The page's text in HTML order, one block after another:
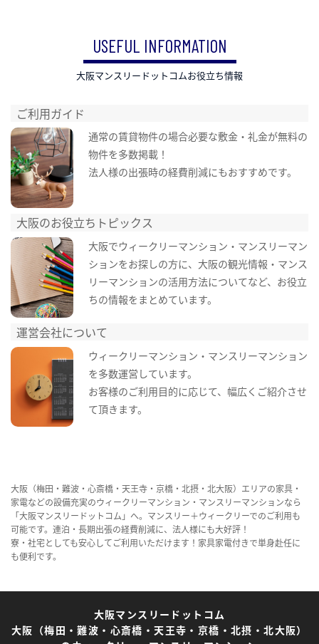
USEFUL INFORMATION
大阪マンスリードットコムお役立ち情報
ご利用ガイド
通常の賃貸物件の場合必要な敷金・礼金が無料の
物件を多数掲載！
法人様の出張時の経費削減にもおすすめです。
大阪のお役立ちトピックス
大阪でウィークリーマンション・マンスリーマン
ションをお探しの方に、大阪の観光情報・マンス
リーマンションの活用方法についてなど、お役立
ちの情報をまとめています。
運営会社について
ウィークリーマンション・マンスリーマンション
を多数運営しています。
お客様のご利用目的に応じて、幅広くご紹介させ
て頂きます。
大阪（梅田・難波・心斎橋・天王寺・京橋・北摂・北大阪）エリアの家具・
家電などの設備充実のウィークリーマンション・マンスリーマンションなら
「大阪マンスリードットコム」へ。マンスリー＋ウィークリーでのご利用も
可能です。連泊・長期出張の経費削減に、法人様にも大好評！
寮・社宅としても安心してご利用いただけます！家具家電付きで単身赴任に
も便利です。
大阪マンスリードットコム
大阪（梅田・難波・心斎橋・天王寺・京橋・北摂・北大阪）